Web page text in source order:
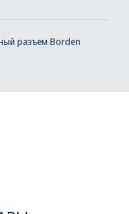
разъем Borden